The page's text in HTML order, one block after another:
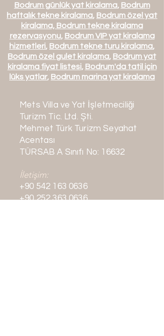
Bodrum günlük yat kiralama, Bodrum
haftalık tekne kiralama, Bodrum özel yat
kiralama, Bodrum tekne kiralama
rezervasyonu, Bodrum VIP yat kiralama
hizmetleri, Bodrum tekne turu kiralama,
Bodrum özel gulet kiralama, Bodrum yat
kiralama fiyat listesi, Bodrum'da tatil için
lüks yatlar, Bodrum marina yat kiralama
Mets Villa ve Yat İşletmeciliği
Turizm Tic. Ltd. Şti.
Mehmet Türk Turizm Seyahat
Acentası
TÜRSAB A Sınıfı No: 16632
İletişim:
+90 542 163 0636
+90 252 363 0636